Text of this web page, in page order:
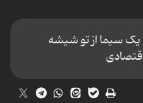
یک سیما از تو شیشه